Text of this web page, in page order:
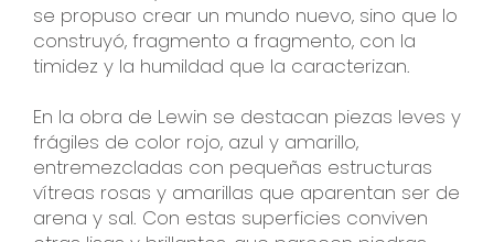
se propuso crear un mundo nuevo, sino que lo
construyó, fragmento a fragmento, con la
timidez y la humildad que la caracterizan.
En la obra de Lewin se destacan piezas leves y
frágiles de color rojo, azul y amarillo,
entremezcladas con pequeñas estructuras
vítreas rosas y amarillas que aparentan ser de
arena y sal. Con estas superficies conviven